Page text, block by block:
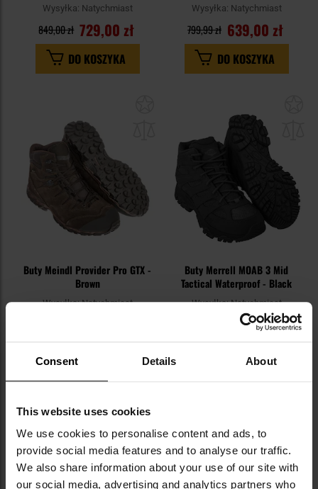
Consent Details About
This website uses cookies
We use cookies to personalise content and ads, to
provide social media features and to analyse our traffic.
We also share information about your use of our site with
our social media, advertising and analytics partners who
Wysyłka: Natychmiast
729,00 zł
849,00 zł
DO KOSZYKA
Wysyłka: Natychmiast
639,00 zł
799,99 zł
DO KOSZYKA
schowka
Buty Meindl Provider Pro GTX -
Brown
Wysyłka:Natychmiast
DO KOSZYKA
Buty Merrell MOAB 3 Mid
Tactical Waterproof - Black
Wysyłka:Natychmiast
569,00 zł
Sugerowana cena
Dodaj
do
schowka